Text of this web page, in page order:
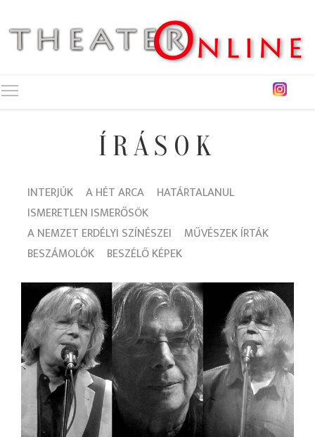
ÍRÁSOK
INTERJÚK A HÉT ARCA
HATÁRTALANUL
ISMERETLEN ISMERŐSÖK
A NEMZET ERDÉLYI SZÍNÉSZEI
MŰVÉSZEK ÍRTÁK
BESZÁMOLÓK
BESZÉLŐ KÉPEK